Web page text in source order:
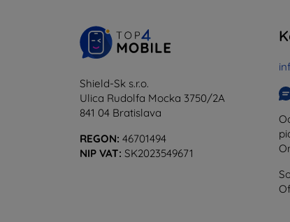
Shield-Sk s.r.o.
Ulica Rudolfa Mocka 3750/2A
841 04 Bratislava
REGON: 46701494
NIP VAT: SK2023549671